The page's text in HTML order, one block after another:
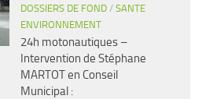
DOSSIERS DE FOND / SANTE
ENVIRONNEMENT
24h motonautiques –
Intervention de Stéphane
MARTOT en Conseil
Municipal :